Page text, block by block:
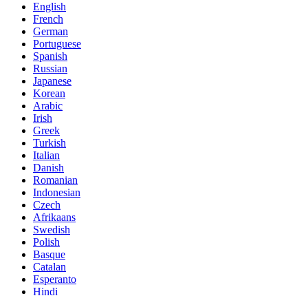
English
French
German
Portuguese
Spanish
Russian
Japanese
Korean
Arabic
Irish
Greek
Turkish
Italian
Danish
Romanian
Indonesian
Czech
Afrikaans
Swedish
Polish
Basque
Catalan
Esperanto
Hindi